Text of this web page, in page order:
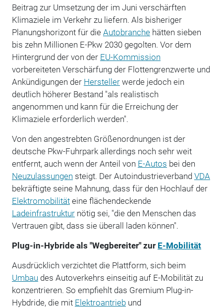
Beitrag zur Umsetzung der im Juni verschärften
Klimaziele im Verkehr zu liefern. Als bisheriger
Planungshorizont für die Autobranchehätten sieben
bis zehn Millionen E-Pkw 2030 gegolten. Vor dem
Hintergrund der von der EU-Kommission
vorbereiteten Verschärfung der Flottengrenzwerte und
Ankündigungen der Herstellerwerde jedoch ein
deutlich höherer Bestand "als realistisch
angenommen und kann für die Erreichung der
Klimaziele erforderlich werden".
Von den angestrebten Größenordnungen ist der
deutsche Pkw-Fuhrpark allerdings noch sehr weit
entfernt, auch wenn der Anteil von E-Autos bei den
Neuzulassungen steigt. Der Autoindustrieverband VDA
bekräftigte seine Mahnung, dass für den Hochlauf der
Elektromobilitäteine flächendeckende
Ladeinfrastrukturnötig sei, "die den Menschen das
Vertrauen gibt, dass sie überall laden können".
Plug-in-Hybride als "Wegbereiter" zur E-Mobilität
Ausdrücklich verzichtet die Plattform, sich beim
Umbau des Autoverkehrs einseitig auf E-Mobilität zu
konzentrieren. So empfiehlt das Gremium Plug-in-
Hybdride, die mit Elektroantriebund